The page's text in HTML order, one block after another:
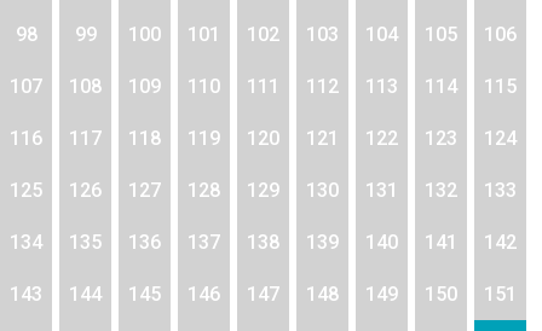
98 99 100 101 102 103 104 105 106
107 108 109 110 111 112 113 114 115
116 117 118 119 120 121 122 123 124
125 126 127 128 129 130 131 132 133
134 135 136 137 138 139 140 141 142
143 144 145 146 147 148 149 150 151